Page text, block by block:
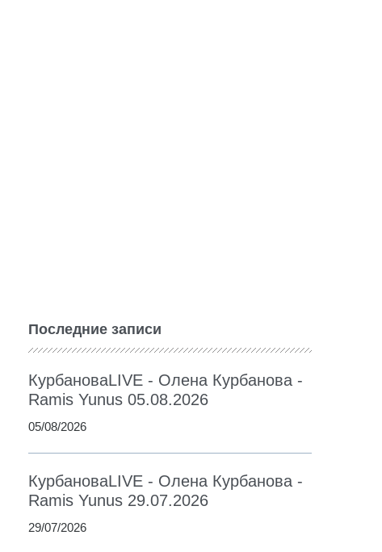
Последние записи
КурбановаLIVE - Олена Курбанова -
Ramis Yunus 05.08.2026
05/08/2026
КурбановаLIVE - Олена Курбанова -
Ramis Yunus 29.07.2026
29/07/2026